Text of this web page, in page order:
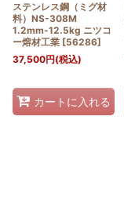
ステンレス鋼（ミグ材
料）NS-308M
1.2mm-12.5kg ニツコ
ー熔材工業 [56286]
37,500円(税込)
カートに入れる